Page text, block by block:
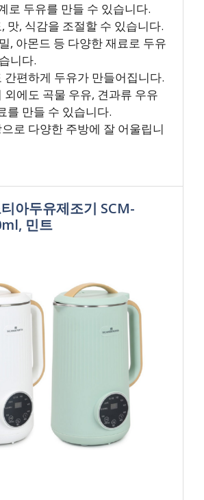
로 두유를 만들 수 있습니다.
맛, 식감을 조절할 수 있습니다.
, 아몬드 등 다양한 재료로 두유
니다.
간편하게 두유가 만들어집니다.
외에도 곡물 우유, 견과류 우유
를 만들 수 있습니다.
로 다양한 주방에 잘 어울립니
아두유제조기 SCM-
민트